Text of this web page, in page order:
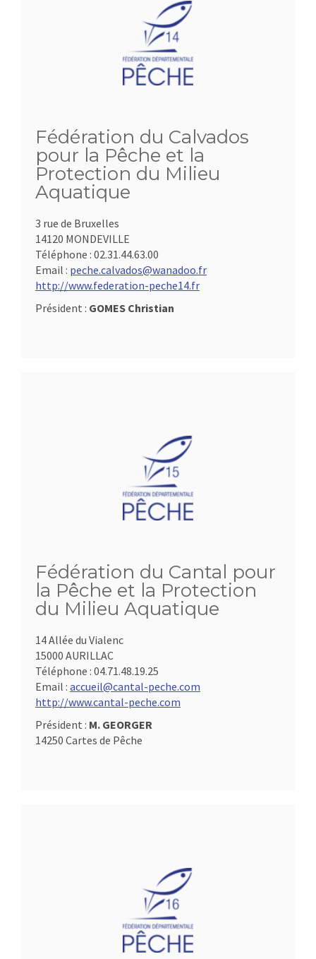
Fédération du Calvados
pour la Pêche et la
Protection du Milieu
Aquatique
3 rue de Bruxelles
14120 MONDEVILLE
Téléphone : 02.31.44.63.00
Email : peche.calvados@wanadoo.fr
http://www.federation-peche14.fr
Président : GOMES Christian
Fédération du Cantal pour
la Pêche et la Protection
du Milieu Aquatique
14 Allée du Vialenc
15000 AURILLAC
Téléphone : 04.71.48.19.25
Email : accueil@cantal-peche.com
http://www.cantal-peche.com
Président : M. GEORGER
14250 Cartes de Pêche